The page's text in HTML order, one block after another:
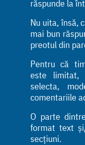
răspunde la
Nu uita, însă,
mai bun
preotul din
Pentru că
este limitat,
selecta,
comentariile
O parte
format text
secțiuni.